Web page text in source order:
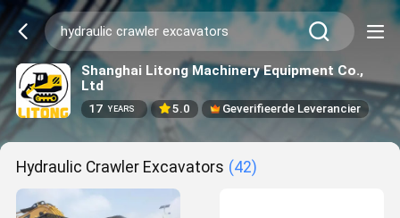
Shanghai Litong Machinery Equipment Co.,
Ltd
17 YEARS 5.0 Geverifieerde Leverancier
Hydraulic Crawler Excavators (42)